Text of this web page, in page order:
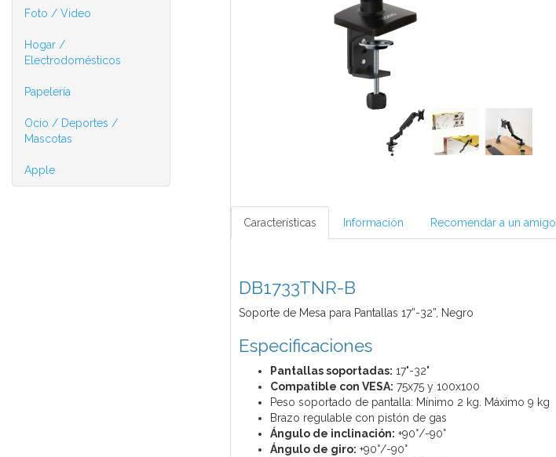
Foto / Video
Hogar /
Electrodomésticos
Papelería
Ocio / Deportes /
Mascotas
Apple
Características Información Recomendar a un amigo
DB1733TNR-B
Soporte de Mesa para Pantallas 17”-32”, Negro
Especificaciones
Pantallas soportadas: 17"-32"
Compatible con VESA: 75x75 y 100x100
Peso soportado de pantalla: Mínimo 2 kg. Máximo 9 kg
Brazo regulable con pistón de gas
Ángulo de inclinación: +90°/-90°
Ángulo de giro: +90°/-90°